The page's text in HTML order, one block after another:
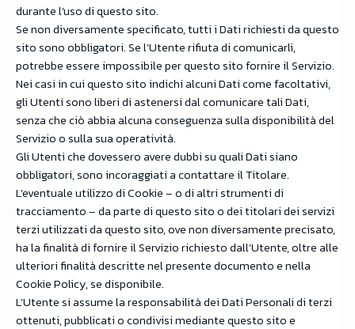
durante l’uso di questo sito.
Se non diversamente specificato, tutti i Dati richiesti da questo
sito sono obbligatori. Se l’Utente rifiuta di comunicarli,
potrebbe essere impossibile per questo sito fornire il Servizio.
Nei casi in cui questo sito indichi alcuni Dati come facoltativi,
gli Utenti sono liberi di astenersi dal comunicare tali Dati,
senza che ciò abbia alcuna conseguenza sulla disponibilità del
Servizio o sulla sua operatività.
Gli Utenti che dovessero avere dubbi su quali Dati siano
obbligatori, sono incoraggiati a contattare il Titolare.
L’eventuale utilizzo di Cookie – o di altri strumenti di
tracciamento – da parte di questo sito o dei titolari dei servizi
terzi utilizzati da questo sito, ove non diversamente precisato,
ha la finalità di fornire il Servizio richiesto dall’Utente, oltre alle
ulteriori finalità descritte nel presente documento e nella
Cookie Policy, se disponibile.
L’Utente si assume la responsabilità dei Dati Personali di terzi
ottenuti, pubblicati o condivisi mediante questo sito e